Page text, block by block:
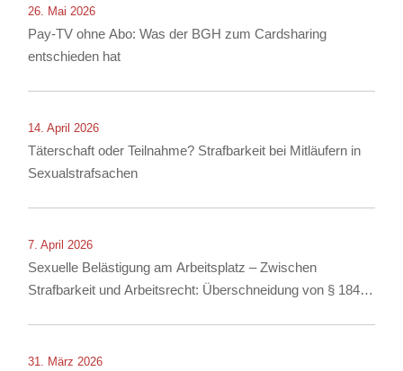
26. Mai 2026
Pay-TV ohne Abo: Was der BGH zum Cardsharing
entschieden hat
14. April 2026
Täterschaft oder Teilnahme? Strafbarkeit bei Mitläufern in
Sexualstrafsachen
7. April 2026
Sexuelle Belästigung am Arbeitsplatz – Zwischen
Strafbarkeit und Arbeitsrecht: Überschneidung von § 184i
31. März 2026